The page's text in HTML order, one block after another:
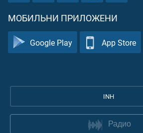
МОБИЛЬНИ ПРИЛОЖЕНИ
Google Play App Store
INH
Радио